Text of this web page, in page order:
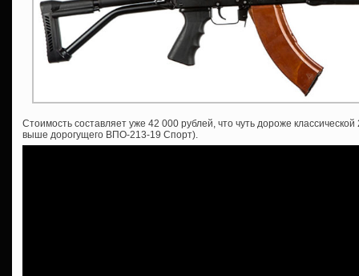
Стоимость составляет уже 42 000 рублей, что чуть дороже
выше дорогущего ВПО-213-19 Спорт).